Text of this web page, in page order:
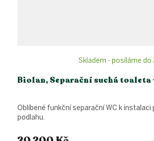
Biolan, Separační suchá toaleta
Skladem - posíláme do
Oblíbené funkční separační WC k instalaci
podlahu.